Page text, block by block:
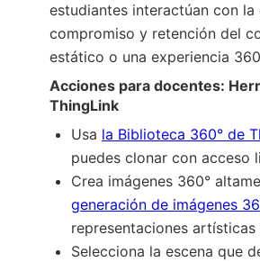
estudiantes interactúan con
compromiso y retención del
estático o una experiencia
Acciones para docentes:
ThingLink
Usa la Biblioteca 360° de
puedes clonar con acceso
Crea imágenes 360°
generación de imágenes
representaciones
Selecciona la escena que